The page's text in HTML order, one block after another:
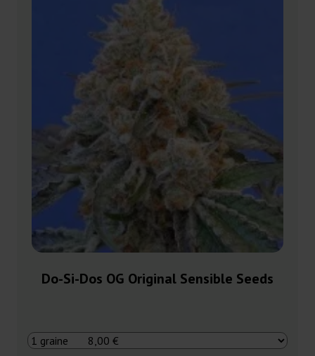
Do-Si-Dos OG Original Sensible Seeds